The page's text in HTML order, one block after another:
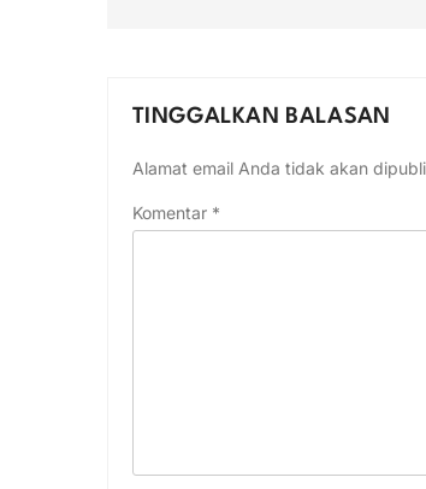
TINGGALKAN BALASAN
Alamat email Anda tidak akan
Komentar *